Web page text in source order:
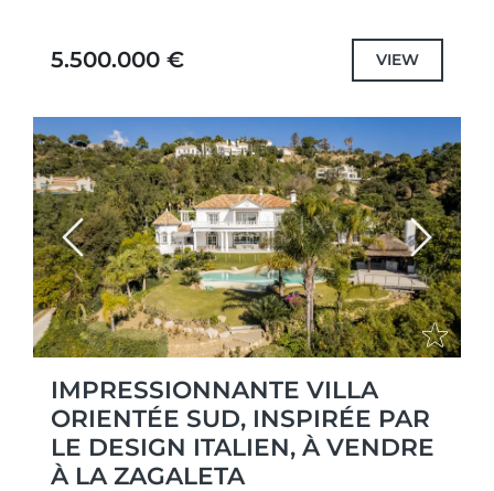
profite d’un ensoleillement optimal tout...
5.500.000 € VIEW
Previous Next
IMPRESSIONNANTE VILLA
ORIENTÉE SUD, INSPIRÉE PAR
LE DESIGN ITALIEN, À VENDRE
À LA ZAGALETA